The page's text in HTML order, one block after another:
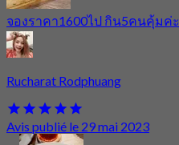
จองราคา1600ไป กิน5คนคุ้มค่ะ
Rucharat Rodphuang
Avis publié le 29 mai 2023